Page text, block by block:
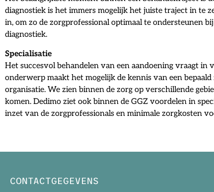
diagnostiek is het immers mogelijk het juiste traject in te
in, om zo de zorgprofessional optimaal te ondersteunen
diagnostiek.
Specialisatie
Het succesvol behandelen van een aandoening vraagt in
onderwerp maakt het mogelijk de kennis van een
organisatie. We zien binnen de zorg op verschillende
komen. Dedimo ziet ook binnen de GGZ voordelen in
inzet van de zorgprofessionals en minimale zorgkosten
CONTACTGEGEVENS